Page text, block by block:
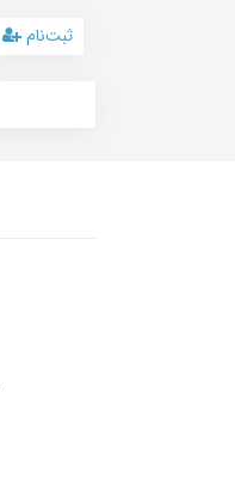
ثبت‌نام